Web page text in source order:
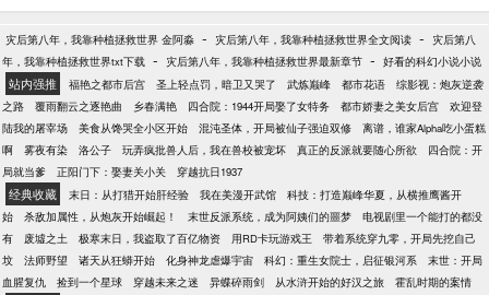
表示，“我好忙。”褚·金大腿·北鹤主动分担压力：“不用
追，已经是你的了。”
路娶妻生子，一路打怪升级……
灾后第八年，我靠种植拯救世界 金阿淼 - 灾后第八年，我靠种植拯救世界全文阅读 -
灾后第八
年，我靠种植拯救世界txt下载 - 灾后第八年，我靠种植拯救世界最新章节 - 好看的科幻小说小说
站内强推 福艳之都市后宫 圣上轻点罚，暗卫又哭了 武炼巅峰 都市花语
综影视：炮灰逆袭
之路
覆雨翻云之逐艳曲 乡春满艳 四合院：1944开局娶了女特务 都市娇妻之美女后宫
欢迎登
陆我的屠宰场
美食从馋哭全小区开始 混沌圣体，开局被仙子强迫双修
离谱，谁家Alpha吃小蛋糕
啊
雾夜有染 洛公子 玩弄疯批兽人后，我在兽校被宠坏 真正的反派就要随心所欲
四合院：开
局就当爹
正阳门下：娶妻关小关 穿越抗日1937
经典收藏 末日：从打猎开始肝经验 我在美漫开武馆
科技：打造巅峰华夏，从横推鹰酱开
始
杀敌加属性，从炮灰开始崛起！ 末世反派系统，成为阿姨们的噩梦
电视剧里一个能打的都没
有
废墟之土 极寒末日，我盗取了百亿物资 用RD卡玩游戏王
带着系统穿九零，开局先挖自己
坟
法师野望 诸天从狂蟒开始 化身神龙虐爆宇宙 科幻：重生女院士，启征银河系
末世：开局
血腥复仇
捡到一个星球 穿越未来之迷 异蝶碎雨剑 从水浒开始的好汉之旅 霍乱时期的案情